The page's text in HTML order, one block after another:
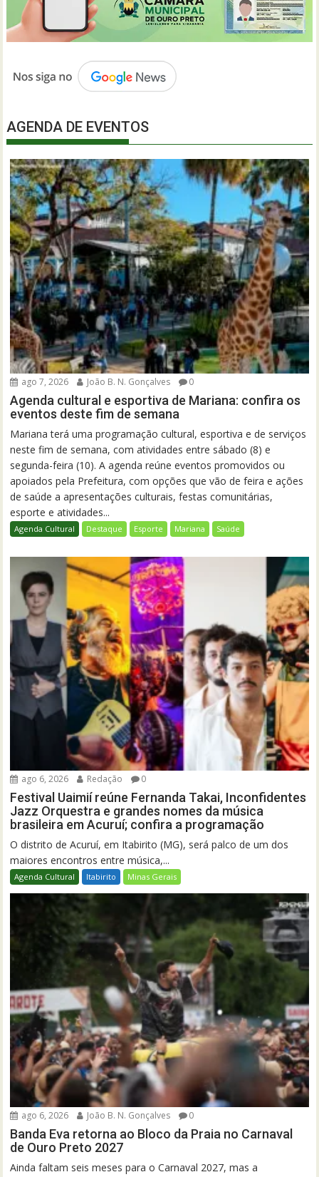
AGENDA DE EVENTOS
ago 7, 2026 João B. N. Gonçalves 0
Agenda cultural e esportiva de Mariana: confira os
eventos deste fim de semana
Mariana terá uma programação cultural, esportiva e de serviços
neste fim de semana, com atividades entre sábado (8) e
segunda-feira (10). A agenda reúne eventos promovidos ou
apoiados pela Prefeitura, com opções que vão de feira e ações
de saúde a apresentações culturais, festas comunitárias,
esporte e atividades...
Agenda Cultural Destaque Esporte Mariana Saúde
ago 6, 2026 Redação 0
Festival Uaimií reúne Fernanda Takai, Inconfidentes
Jazz Orquestra e grandes nomes da música
brasileira em Acuruí; confira a programação
O distrito de Acuruí, em Itabirito (MG), será palco de um dos
maiores encontros entre música,...
Agenda Cultural Itabirito Minas Gerais
ago 6, 2026 João B. N. Gonçalves 0
Banda Eva retorna ao Bloco da Praia no Carnaval
de Ouro Preto 2027
Ainda faltam seis meses para o Carnaval 2027, mas a